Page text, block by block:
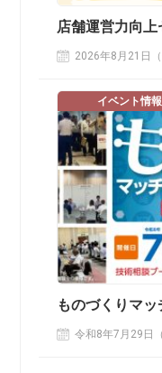
店舗運営力向
2026年8月21日（
イベント情報
ものづくりマ
令和8年7月29日（